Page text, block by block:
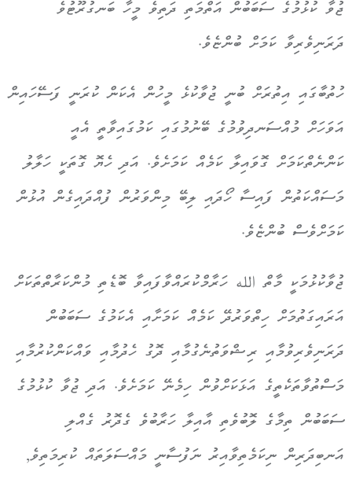
ޖުވާ ކުޅުމުގެ ސަބަބުން އަތްމަތި ދަތިވެ މީހާ ބަނގުރޫޓުވެ
ދަރަނިވެރިވާ ކަމަށް ބުންޏެވެ.
ހުތުބާގައި އިތުރަށް ބުނީ ޖުވާކުޅެ މީހުން އެކަން ކުރަނީ ފަސޭހައިން
އަވަހަށް މުއްސަނދިވުމުގެ ބޭނުމުގައި ކަމުގައިވާތީ އެއީ
ކަންނެތްކަމަށް ގޮވައިލާ ކަމެއް ކަމަށެވެ. އަދި ހެޔޮ ގޮތަކީ ހަލާލު
މަސައްކަތުން ފައިސާ ހޯދައި ލިބޭ މިންވަރުން ފުއްދައިގެން އުޅުން
ކަމަށްވެސް ބުންޏެވެ.
ޖުވާކުޅުމަކީ މާތް الله ހަރާމްކުރައްވާފައިވާ ބޮޑެތި މުންކަރާތްތަކަށް
އަރައިގަތުމަށް ހިތްވަރުދޭ ކަމެއް ކަމަށާއި އެކަމުގެ ސަބަބުން
ދަރަނިވެރިވުމާއި ރިޝްވަތުނެގުމާއި ދޮގު ހެދުމާއި ވައްކަންކުރުމާއި
މަސްތުވާތަކެތީގެ އަޅަކަށްވުން ހިމެނޭ ކަމަށެވެ. އަދި ޖުވާ ކުޅުމުގެ
ސަބަބުން ތިމާގެ ލޮބުވެތި އާއިލާ ހަރާބުވެ ގެދޮރު ގެއްލި
އަނބިދަރިން ނިކަމެތިވާއިރު ނަފުސާނީ މައްސަލަތައް ކުރިމަތިވެ,